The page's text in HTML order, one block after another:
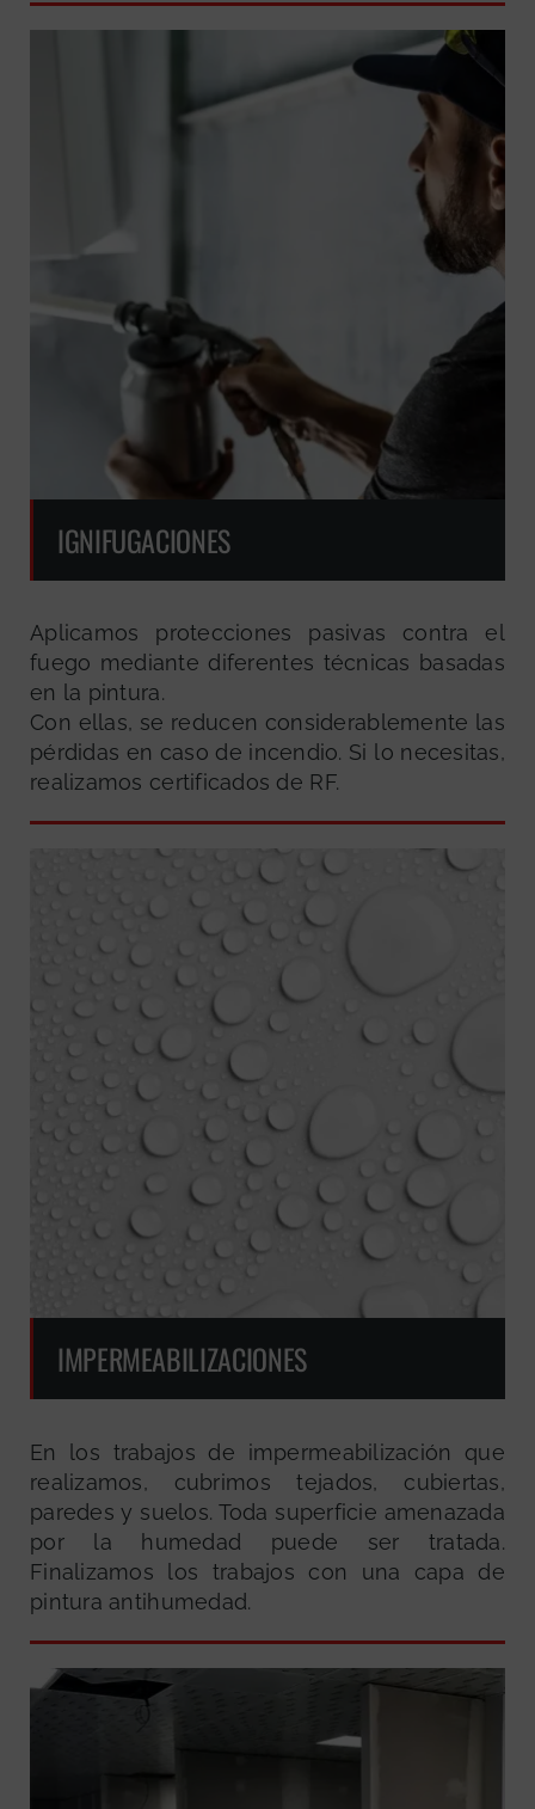
IGNIFUGACIONES
Aplicamos protecciones pasivas contra el
fuego mediante diferentes técnicas basadas
en la pintura.
Con ellas, se reducen considerablemente las
pérdidas en caso de incendio. Si lo necesitas,
realizamos certificados de RF.
IMPERMEABILIZACIONES
En los trabajos de impermeabilización que
realizamos, cubrimos tejados, cubiertas,
paredes y suelos. Toda superficie amenazada
por la humedad puede ser tratada.
Finalizamos los trabajos con una capa de
pintura antihumedad.
GRATUITA